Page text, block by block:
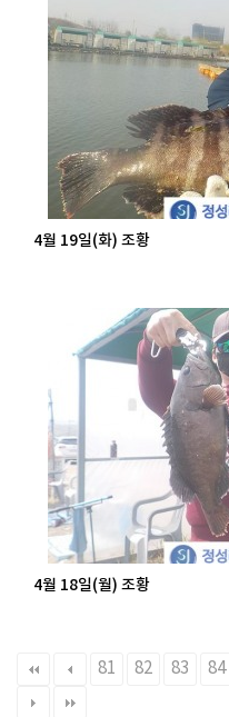
4월 19일(화) 조황
4월 18일(월) 조황
81 82 83 84